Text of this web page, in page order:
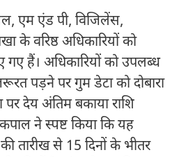
एम एंड पी, विजिलेंस,
वरिष्ठ अधिकारियों को
गए हैं। अधिकारियों को उपलब्ध
पड़ने पर गुम डेटा को दोबारा
देय अंतिम बकाया राशि
ने स्पष्ट किया कि यह
तारीख से 15 दिनों के भीतर